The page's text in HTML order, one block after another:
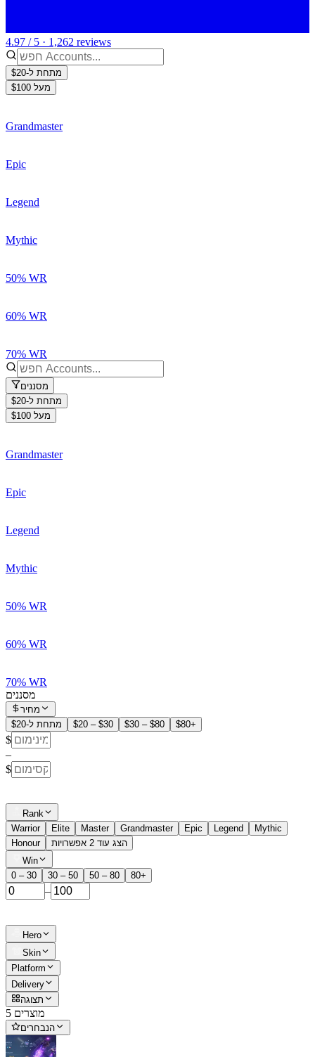
4.97 / 5 · 1,262 reviews
מתחת ל-$20
מעל $100
Grandmaster
Epic
Legend
Mythic
50% WR
60% WR
70% WR
מסננים
מתחת ל-$20
מעל $100
Grandmaster
Epic
Legend
Mythic
50% WR
60% WR
70% WR
מסננים
מחיר
מתחת ל-$20
$20 – $30 $30 – $80 $80+
$
–
$
Rank
Warrior
Elite Master Grandmaster Epic Legend
Mythic
Honour
הצג עוד 2 אפשרויות
Win
0 – 30
30 – 50 50 – 80 80+
–
Hero
Skin
Platform
Delivery
תצוגה
5 מוצרים
הנבחרים